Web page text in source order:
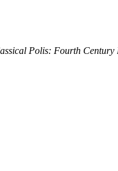
Polis: Fourth